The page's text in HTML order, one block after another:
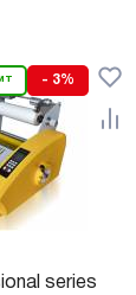
- 3%
series